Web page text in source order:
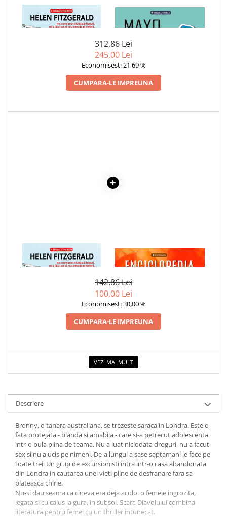
1 x SCARA DIAVOLULUI
1 x MAYO CLINIC. CARTEA
ESENTIALA DESPRE DIABETUL
312,86 Lei
245,00 Lei
Economisesti 21,69 %
CUMPARA-LE IMPREUNA
1 x SCARA DIAVOLULUI
1 x ENCICLOPEDIA
CRISTALELOR
142,86 Lei
100,00 Lei
Economisesti 30,00 %
CUMPARA-LE IMPREUNA
VEZI MAI MULT
Descriere
Bronny, o tanara australiana, se trezeste saraca in Londra. Este o
fata protejata - blanda si amabila - care si-a petrecut adolescenta
intr-o bula plina de teama. Nu a luat niciodata droguri, nu a facut
sex si nu a ucis pe nimeni. De-a lungul a sase saptamani le face pe
toate trei. Un grup de excursionisti intra intr-o casa abandonata
din Londra in cautarea unei vieti pline de desfranare fara sa
plateasca chirie.
Nu-si dau seama ca cineva era deja acolo: o femeie ingrozita,
legata si cu calus la gura, in subsol. Scara Diavolului combina
literatura pentru femei cu un thriller intunecat.